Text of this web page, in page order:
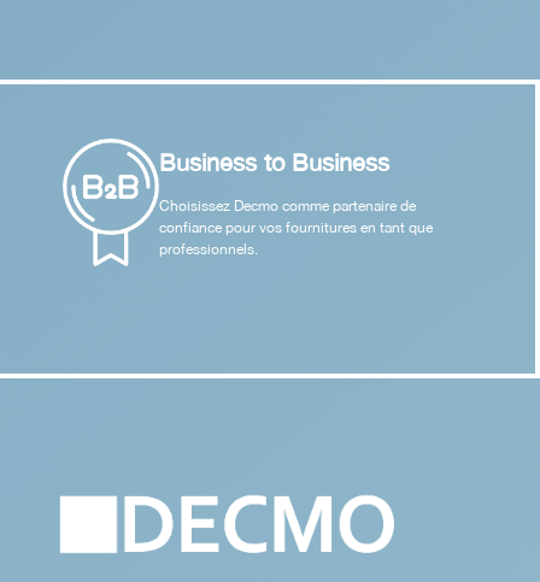
Business to Business
Choisissez Decmo comme partenaire de
confiance pour vos fournitures en tant que
professionnels.